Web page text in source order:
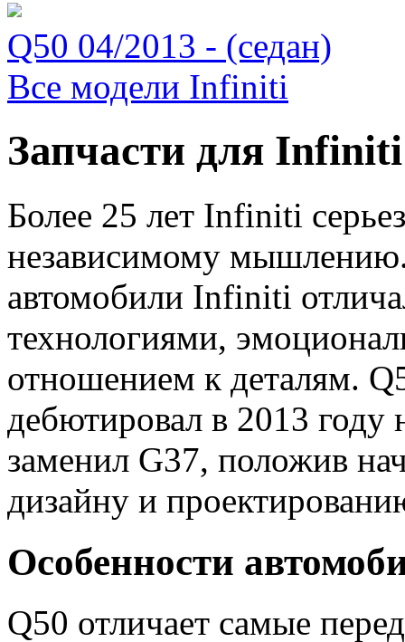
Q50 04/2013 - (седан)
Все модели Infiniti
Запчасти для
Более 25 лет Infiniti
независимому мышлению.
автомобили Infiniti
технологиями,
отношением к деталям.
дебютировал в 2013 году
заменил G37, положив
дизайну и
Особенности
Q50 отличает самые